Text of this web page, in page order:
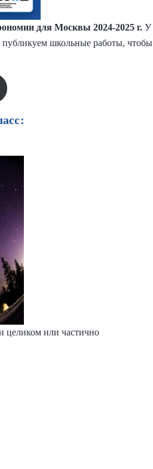
для Москвы 2024-2025 г. У
публикуем школьные работы, чтобы
целиком или частично